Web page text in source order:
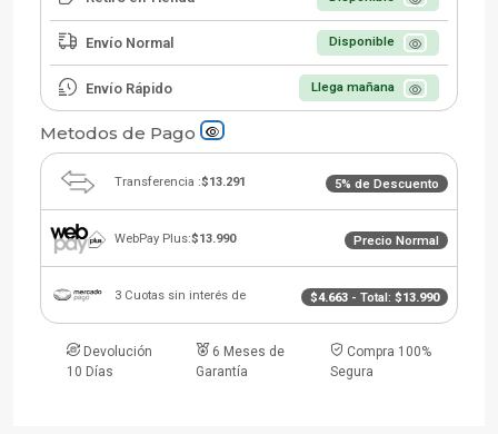
Envío Normal Disponible
Envío Rápido Llega mañana
Metodos de Pago
Transferencia :$13.291 5% de Descuento
WebPay Plus:$13.990 Precio Normal
3 Cuotas sin interés de $4.663 - Total: $13.990
Devolución
10 Días
6 Meses de
Garantía
Compra 100%
Segura